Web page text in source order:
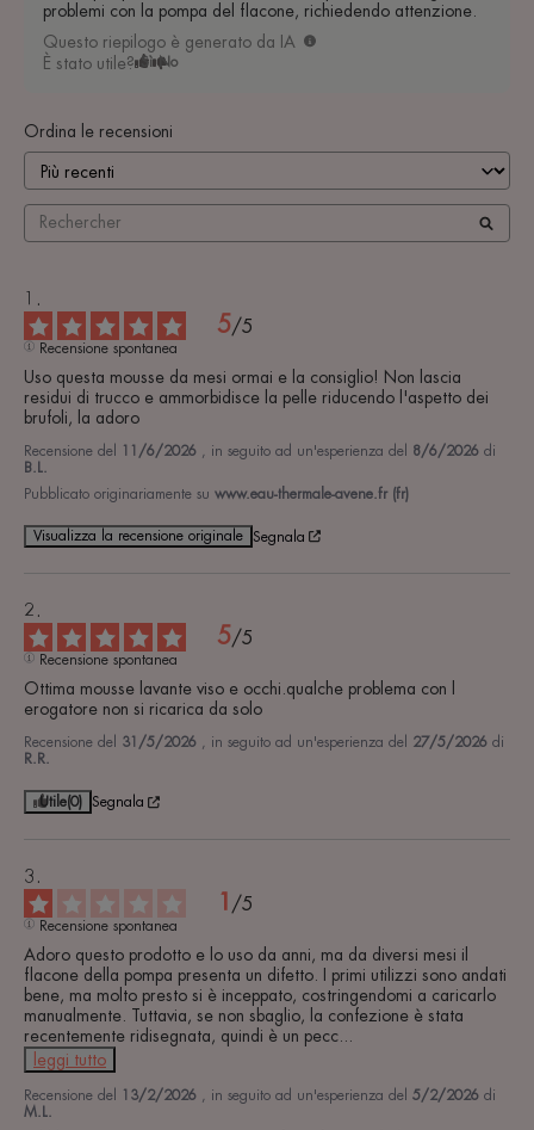
problemi con la pompa del flacone, richiedendo attenzione.
Questo riepilogo è generato da IA
È stato utile? Sì No
Ordina le recensioni
5/5
Recensione spontanea
Uso questa mousse da mesi ormai e la consiglio! Non lascia
residui di trucco e ammorbidisce la pelle riducendo l'aspetto dei
brufoli, la adoro
Recensione del 11/6/2026 , in seguito ad un'esperienza del 8/6/2026 di
B.L.
Pubblicato originariamente su www.eau-thermale-avene.fr (fr)
Visualizza la recensione originale Segnala
5/5
Recensione spontanea
Ottima mousse lavante viso e occhi.qualche problema con l
erogatore non si ricarica da solo
Recensione del 31/5/2026 , in seguito ad un'esperienza del 27/5/2026 di
R.R.
Utile(0) Segnala
1 /5
Recensione spontanea
Adoro questo prodotto e lo uso da anni, ma da diversi mesi il
flacone della pompa presenta un difetto. I primi utilizzi sono andati
bene, ma molto presto si è inceppato, costringendomi a caricarlo
manualmente. Tuttavia, se non sbaglio, la confezione è stata
recentemente ridisegnata, quindi è un pecc
leggi tutto
Recensione del 13/2/2026 , in seguito ad un'esperienza del 5/2/2026 di
M.L.